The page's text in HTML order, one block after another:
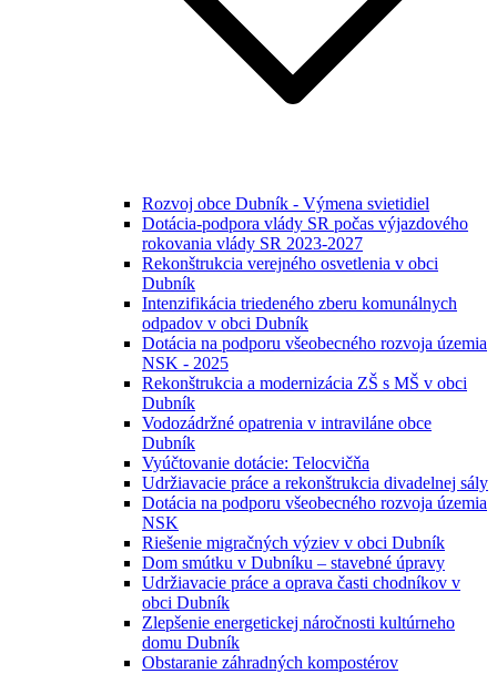
Rozvoj obce Dubník - Výmena svietidiel
Dotácia-podpora vlády SR počas výjazdového
rokovania vlády SR 2023-2027
Rekonštrukcia verejného osvetlenia v obci
Dubník
Intenzifikácia triedeného zberu komunálnych
odpadov v obci Dubník
Dotácia na podporu všeobecného rozvoja územia
NSK - 2025
Rekonštrukcia a modernizácia ZŠ s MŠ v obci
Dubník
Vodozádržné opatrenia v intraviláne obce
Dubník
Vyúčtovanie dotácie: Telocvičňa
Udržiavacie práce a rekonštrukcia divadelnej sály
Dotácia na podporu všeobecného rozvoja územia
NSK
Riešenie migračných výziev v obci Dubník
Dom smútku v Dubníku – stavebné úpravy
Udržiavacie práce a oprava časti chodníkov v
obci Dubník
Zlepšenie energetickej náročnosti kultúrneho
domu Dubník
Obstaranie záhradných kompostérov